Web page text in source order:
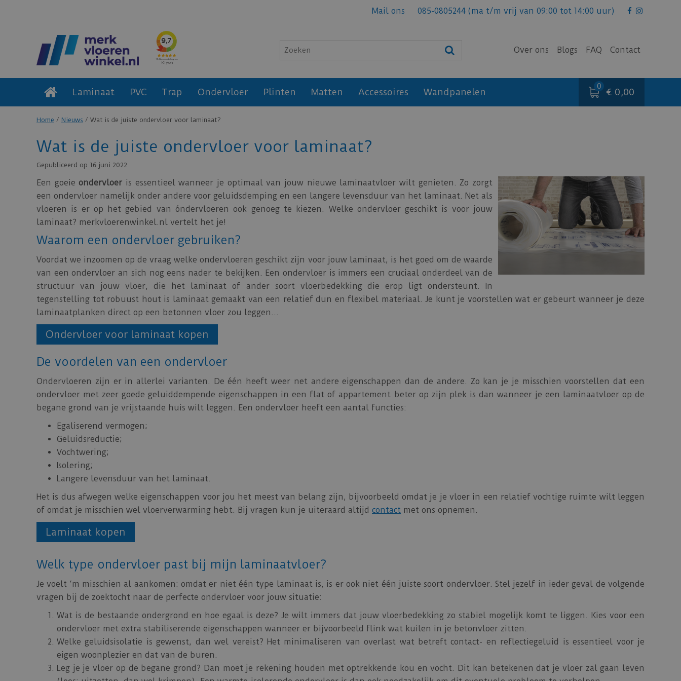
Home Nieuws Wat is de juiste ondervloer voor laminaat?
Mail ons 085-0805244 (ma t/m vrij van 09:00 tot 14:00 uur)
Over ons Blogs FAQ Contact
Laminaat PVC Trap Ondervloer Plinten Matten Accessoires Wandpanelen € 0,00
Wat is de juiste ondervloer voor laminaat?
Gepubliceerd op 16 juni 2022
Een goeie ondervloer is essentieel wanneer je optimaal van jouw nieuwe laminaatvloer wilt genieten. Zo zorgt
een ondervloer namelijk onder andere voor geluidsdemping en een langere levensduur van het laminaat. Net als
vloeren is er op het gebied van óndervloeren ook genoeg te kiezen. Welke ondervloer geschikt is voor jouw
laminaat? merkvloerenwinkel.nl vertelt het je!
Waarom een ondervloer gebruiken?
Voordat we inzoomen op de vraag welke ondervloeren geschikt zijn voor jouw laminaat, is het goed om de waarde
van een ondervloer an sich nog eens nader te bekijken. Een ondervloer is immers een cruciaal onderdeel van de
structuur van jouw vloer, die het laminaat of ander soort vloerbedekking die erop ligt ondersteunt. In
tegenstelling tot robuust hout is laminaat gemaakt van een relatief dun en flexibel materiaal. Je kunt je voorstellen wat er gebeurt wanneer je deze
laminaatplanken direct op een betonnen vloer zou leggen…
Ondervloer voor laminaat kopen
De voordelen van een ondervloer
Ondervloeren zijn er in allerlei varianten. De één heeft weer net andere eigenschappen dan de andere. Zo kan je je misschien voorstellen dat een
ondervloer met zeer goede geluiddempende eigenschappen in een flat of appartement beter op zijn plek is dan wanneer je een laminaatvloer op de
begane grond van je vrijstaande huis wilt leggen. Een ondervloer heeft een aantal functies:
Egaliserend vermogen;
Geluidsreductie;
Vochtwering;
Isolering;
Langere levensduur van het laminaat.
Het is dus afwegen welke eigenschappen voor jou het meest van belang zijn, bijvoorbeeld omdat je je vloer in een relatief vochtige ruimte wilt leggen
of omdat je misschien wel vloerverwarming hebt. Bij vragen kun je uiteraard altijd contact met ons opnemen.
Laminaat kopen
Welk type ondervloer past bij mijn laminaatvloer?
Je voelt ‘m misschien al aankomen: omdat er niet één type laminaat is, is er ook niet één juiste soort ondervloer. Stel jezelf in ieder geval de volgende
vragen bij de zoektocht naar de perfecte ondervloer voor jouw situatie:
Wat is de bestaande ondergrond en hoe egaal is deze? Je wilt immers dat jouw vloerbedekking zo stabiel mogelijk komt te liggen. Kies voor een
ondervloer met extra stabiliserende eigenschappen wanneer er bijvoorbeeld flink wat kuilen in je betonvloer zitten.
Welke geluidsisolatie is gewenst, dan wel vereist? Het minimaliseren van overlast wat betreft contact- en reflectiegeluid is essentieel voor je
eigen woonplezier en dat van de buren.
Leg je je vloer op de begane grond? Dan moet je rekening houden met optrekkende kou en vocht. Dit kan betekenen dat je vloer zal gaan leven